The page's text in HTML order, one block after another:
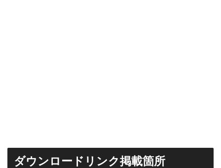
ダウンロードリンク掲載箇所